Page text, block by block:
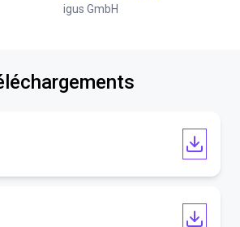
igus GmbH